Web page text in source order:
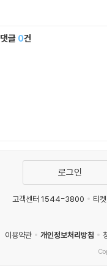
댓글 0건
로그인
고객센터 1544-3800 티
이용약관
개인정보처리방침